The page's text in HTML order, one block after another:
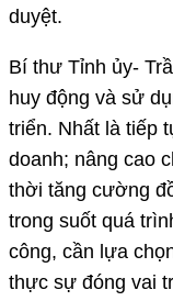
duyệt.
Bí thư Tỉnh ủy-
huy động và sử
triển. Nhất là tiếp
doanh; nâng cao
thời tăng cường
trong suốt quá
công, cần lựa
thực sự đóng vai